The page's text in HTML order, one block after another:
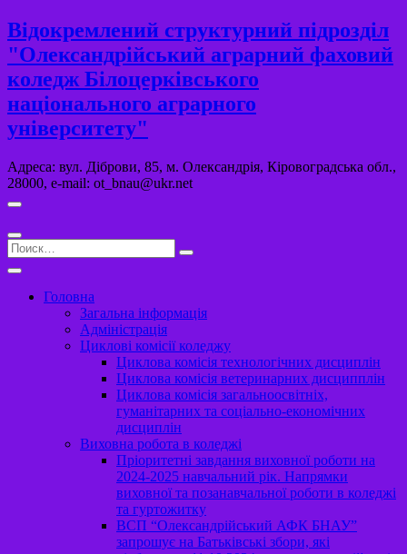
Перейти
к
содержимому
Відокремлений структурний підрозділ
"Олександрійський аграрний фаховий
коледж Білоцерківського
національного аграрного
університету"
Адреса: вул. Діброви, 85, м. Олександрія, Кіровоградська обл.,
28000, e-mail: ot_bnau@ukr.net
Поиск…
Головна
Загальна інформація
Адміністрація
Циклові комісії коледжу
Циклова комісія технологічних дисциплін
Циклова комісія ветеринарних дисципплін
Циклова комісія загальноосвітніх,
гуманітарних та соціально-економічних
дисциплін
Виховна робота в коледжі
Пріоритетні завдання виховної роботи на
2024-2025 навчальний рік. Напрямки
виховної та позанавчальної роботи в коледжі
та гуртожитку
ВСП “Олександрійський АФК БНАУ”
запрошує на Батьківські збори, які